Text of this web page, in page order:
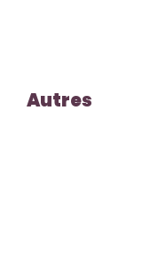
Autres